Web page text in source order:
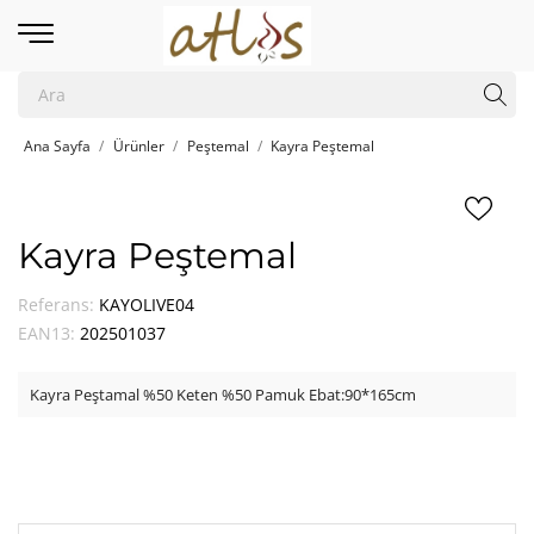
Ana Sayfa Ürünler Peştemal Kayra Peştemal
Kayra Peştemal
Referans: KAYOLIVE04
EAN13: 202501037
Kayra Peştamal %50 Keten %50 Pamuk Ebat:90*165cm